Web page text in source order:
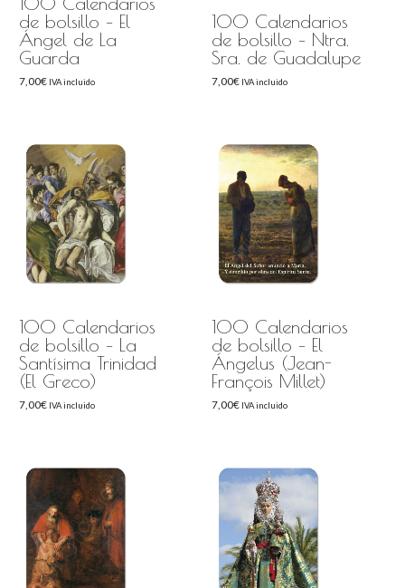
de bolsillo – El
Ángel de La
Guarda
7,00€ IVA incluido
100 Calendarios
de bolsillo – Ntra.
Sra. de Guadalupe
7,00€ IVA incluido
100 Calendarios
de bolsillo – La
Santísima Trinidad
(El Greco)
7,00€ IVA incluido
100 Calendarios
de bolsillo – El
Ángelus (Jean-
François Millet)
7,00€ IVA incluido